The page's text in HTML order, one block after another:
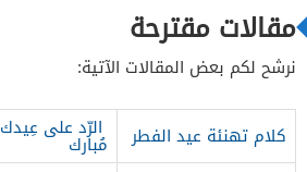
مقالات مقترحة
نرشح لكم بعض المقالات الآتية:
كلام تهنئة عيد الفطر الرّد على عِيدك
مُبارك